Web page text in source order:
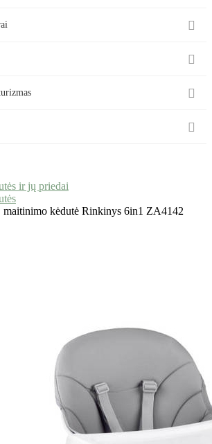




ir jų priedai
maitinimo kėdutė Rinkinys 6in1 ZA4142